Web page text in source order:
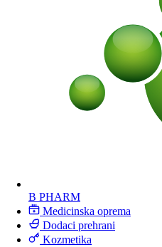
B PHARM
Medicinska oprema
Dodaci prehrani
Kozmetika